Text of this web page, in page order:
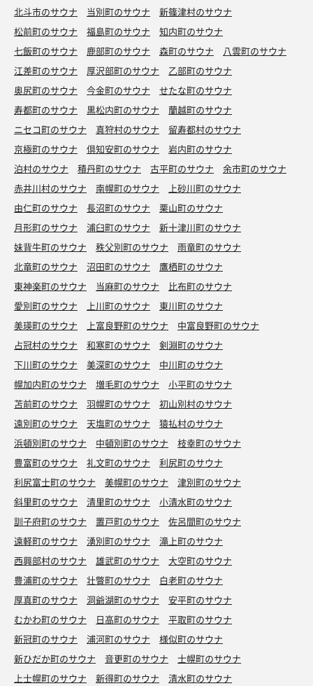
北斗市のサウナ
当別町のサウナ
新篠津村のサウナ
松前町のサウナ
福島町のサウナ
知内町のサウナ
七飯町のサウナ
鹿部町のサウナ 森町のサウナ
八雲町のサウナ
江差町のサウナ
厚沢部町のサウナ
乙部町のサウナ
奥尻町のサウナ
今金町のサウナ
せたな町のサウナ
寿都町のサウナ
黒松内町のサウナ
蘭越町のサウナ
ニセコ町のサウナ
真狩村のサウナ
留寿都村のサウナ
京極町のサウナ
倶知安町のサウナ
岩内町のサウナ
泊村のサウナ
積丹町のサウナ 古平町のサウナ
余市町のサウナ
赤井川村のサウナ
南幌町のサウナ
上砂川町のサウナ
由仁町のサウナ
長沼町のサウナ
栗山町のサウナ
月形町のサウナ
浦臼町のサウナ
新十津川町のサウナ
妹背牛町のサウナ
秩父別町のサウナ
雨竜町のサウナ
北竜町のサウナ
沼田町のサウナ
鷹栖町のサウナ
東神楽町のサウナ
当麻町のサウナ
比布町のサウナ
愛別町のサウナ
上川町のサウナ
東川町のサウナ
美瑛町のサウナ
上富良野町のサウナ
中富良野町のサウナ
占冠村のサウナ
和寒町のサウナ
剣淵町のサウナ
下川町のサウナ
美深町のサウナ
中川町のサウナ
幌加内町のサウナ
増毛町のサウナ
小平町のサウナ
苫前町のサウナ
羽幌町のサウナ
初山別村のサウナ
遠別町のサウナ
天塩町のサウナ
猿払村のサウナ
浜頓別町のサウナ
中頓別町のサウナ
枝幸町のサウナ
豊富町のサウナ
礼文町のサウナ
利尻町のサウナ
利尻富士町のサウナ
美幌町のサウナ
津別町のサウナ
斜里町のサウナ
清里町のサウナ
小清水町のサウナ
訓子府町のサウナ
置戸町のサウナ
佐呂間町のサウナ
遠軽町のサウナ
湧別町のサウナ
滝上町のサウナ
西興部村のサウナ
雄武町のサウナ
大空町のサウナ
豊浦町のサウナ
壮瞥町のサウナ
白老町のサウナ
厚真町のサウナ
洞爺湖町のサウナ
安平町のサウナ
むかわ町のサウナ
日高町のサウナ
平取町のサウナ
新冠町のサウナ
浦河町のサウナ
様似町のサウナ
新ひだか町のサウナ
音更町のサウナ
士幌町のサウナ
上士幌町のサウナ
新得町のサウナ
清水町のサウナ